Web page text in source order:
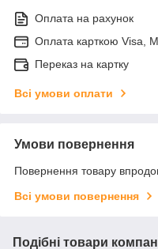
Оплата на рахунок
Оплата карткою Visa,
Переказ на картку
Всі умови оплати
Умови повернення
Повернення товару
Всі умови повернення
Подібні товари